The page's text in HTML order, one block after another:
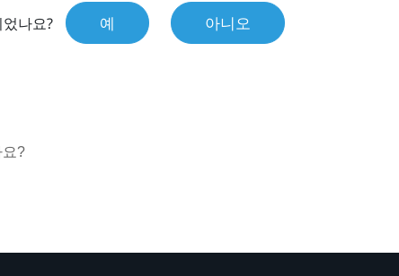
나요? 예 아니오
요?